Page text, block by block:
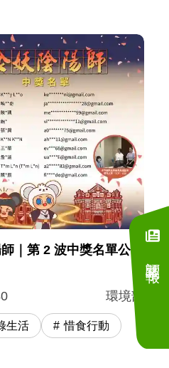
｜第 2 波中獎名單公
環境部
生活 惜食行動